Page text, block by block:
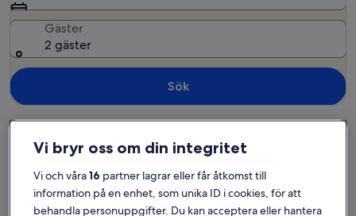
Gäster
2 gäster
Sök
Oulu Semesterboenden nära Kesän bastu
Utforska vårt utbud av semesterboenden inom nära räckhåll från
Vi bryr oss om din integritet
Vi och våra16 partner lagrar eller får åtkomst till
information på en enhet, som unika ID i cookies, för att
behandla personuppgifter. Du kan acceptera eller hantera